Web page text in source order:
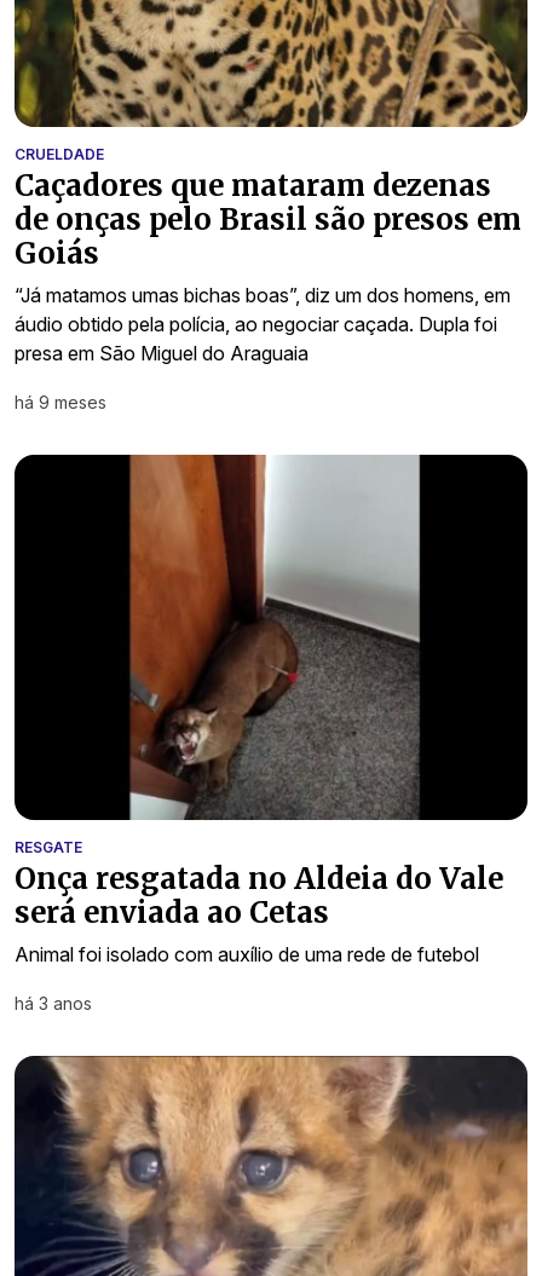
CRUELDADE
Caçadores que mataram dezenas
de onças pelo Brasil são presos em
Goiás
“Já matamos umas bichas boas”, diz um dos homens, em
áudio obtido pela polícia, ao negociar caçada. Dupla foi
presa em São Miguel do Araguaia
há 9 meses
RESGATE
Onça resgatada no Aldeia do Vale
será enviada ao Cetas
Animal foi isolado com auxílio de uma rede de futebol
há 3 anos